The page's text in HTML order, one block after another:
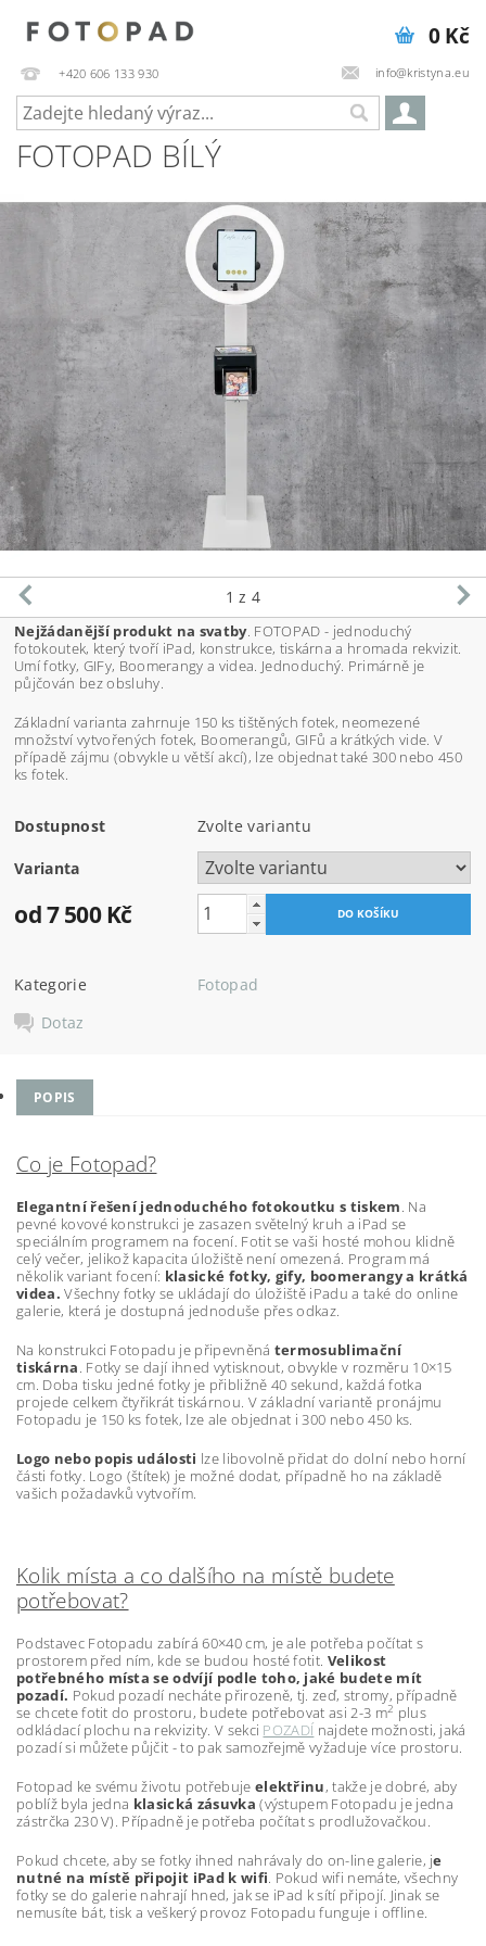
+420 606 133 930 info@kristyna.eu
0 Kč
FOTOPAD BÍLÝ
1 z 4
Nejžádanější produkt na svatby. FOTOPAD - jednoduchý
fotokoutek, který tvoří iPad, konstrukce, tiskárna a hromada rekvizit.
Umí fotky, GIFy, Boomerangy a videa. Jednoduchý. Primárně je
půjčován bez obsluhy.
Základní varianta zahrnuje 150 ks tištěných fotek, neomezené
množství vytvořených fotek, Boomerangů, GIFů a krátkých vide. V
případě zájmu (obvykle u větší akcí), lze objednat také 300 nebo 450
ks fotek.
Dostupnost Zvolte variantu
Varianta
od 7 500 Kč
Kategorie
Fotopad
Dotaz
POPIS
Co je Fotopad?
Elegantní řešení jednoduchého fotokoutku s tiskem. Na
pevné kovové konstrukci je zasazen světelný kruh a iPad se
speciálním programem na focení. Fotit se vaši hosté mohou klidně
celý večer, jelikož kapacita úložiště není omezená. Program má
několik variant focení: klasické fotky, gify, boomerangy a krátká
videa. Všechny fotky se ukládají do úložiště iPadu a také do online
galerie, která je dostupná jednoduše přes odkaz.
Na konstrukci Fotopadu je připevněná termosublimační
tiskárna. Fotky se dají ihned vytisknout, obvykle v rozměru 10×15
cm. Doba tisku jedné fotky je přibližně 40 sekund, každá fotka
projede celkem čtyřikrát tiskárnou. V základní variantě pronájmu
Fotopadu je 150 ks fotek, lze ale objednat i 300 nebo 450 ks.
Logo nebo popis události lze libovolně přidat do dolní nebo horní
části fotky. Logo (štítek) je možné dodat, případně ho na základě
vašich požadavků vytvořím.
Kolik místa a co dalšího na místě budete
potřebovat?
Podstavec Fotopadu zabírá 60×40 cm, je ale potřeba počítat s
prostorem před ním, kde se budou hosté fotit. Velikost
potřebného místa se odvíjí podle toho, jaké budete mít
pozadí. Pokud pozadí necháte přirozeně, tj. zeď, stromy, případně
se chcete fotit do prostoru, budete potřebovat asi 2-3 m2 plus
odkládací plochu na rekvizity. V sekci POZADÍ najdete možnosti, jaká
pozadí si můžete půjčit - to pak samozřejmě vyžaduje více prostoru.
Fotopad ke svému životu potřebuje elektřinu, takže je dobré, aby
poblíž byla jedna klasická zásuvka (výstupem Fotopadu je jedna
zástrčka 230 V). Případně je potřeba počítat s prodlužovačkou.
Pokud chcete, aby se fotky ihned nahrávaly do on-line galerie, je
nutné na místě připojit iPad k wifi. Pokud wifi nemáte, všechny
fotky se do galerie nahrají hned, jak se iPad k sítí připojí. Jinak se
nemusíte bát, tisk a veškerý provoz Fotopadu funguje i offline.